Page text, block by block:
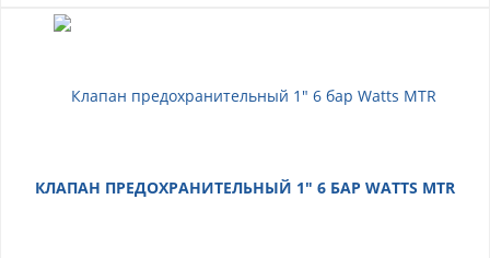
КЛАПАН ПРЕДОХРАНИТЕЛЬНЫЙ 1" 6 БАР WATTS MTR